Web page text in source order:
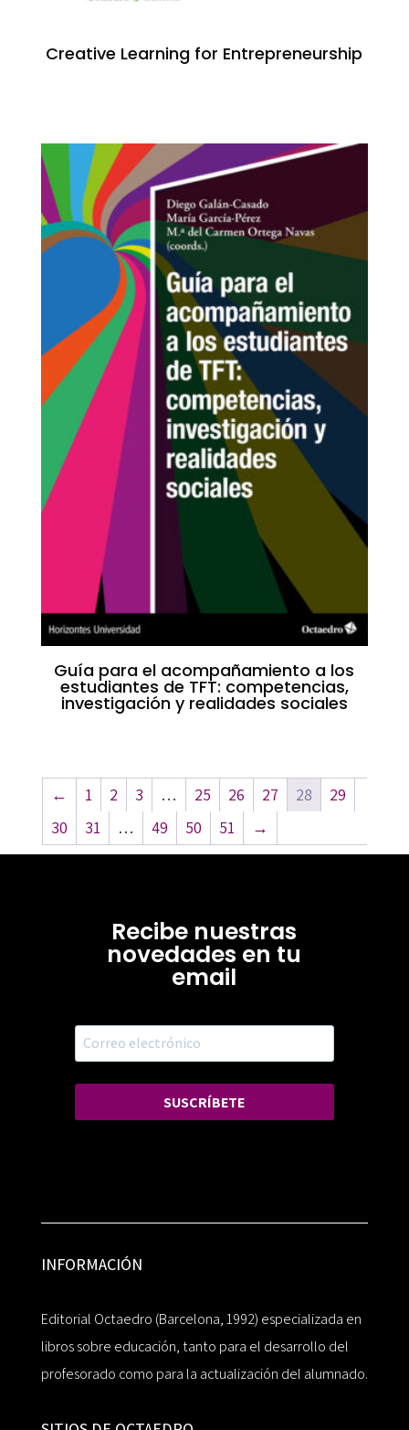
Creative Learning for Entrepreneurship
Guía para el acompañamiento a los
estudiantes de TFT: competencias,
investigación y realidades sociales
← 1 2 3 … 25 26 27 28
29
30
31 … 49 50 51 →
Recibe nuestras
novedades en tu
email
SUSCRÍBETE
INFORMACIÓN
Editorial Octaedro (Barcelona, 1992) especializada en
libros sobre educación, tanto para el desarrollo del
profesorado como para la actualización del alumnado.